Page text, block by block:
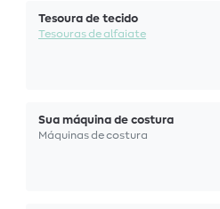
Tesoura de tecido
Tesouras de alfaiate
Sua máquina de costura
Máquinas de costura